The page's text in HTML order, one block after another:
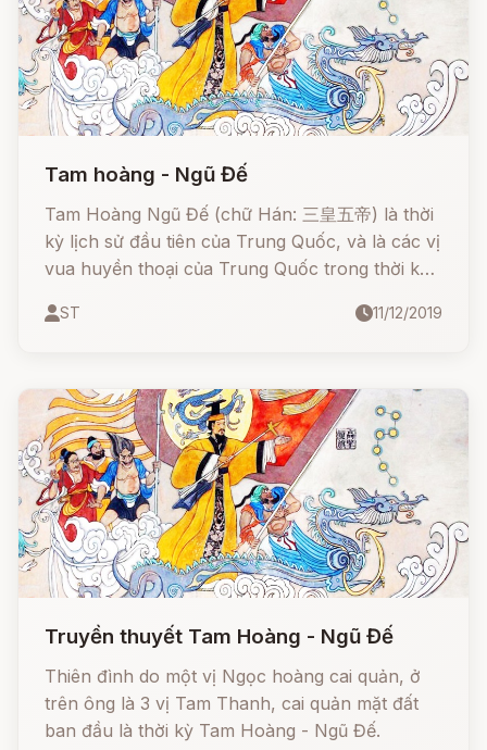
Tam hoàng - Ngũ Đế
Tam Hoàng Ngũ Đế (chữ Hán: 三皇五帝) là thời
kỳ lịch sử đầu tiên của Trung Quốc, và là các vị
vua huyền thoại của Trung Quốc trong thời kỳ
trước thời nhà Hạ.
ST 11/12/2019
Truyền thuyết Tam Hoàng - Ngũ Đế
Thiên đình do một vị Ngọc hoàng cai quản, ở
trên ông là 3 vị Tam Thanh, cai quản mặt đất
ban đầu là thời kỳ Tam Hoàng - Ngũ Đế.